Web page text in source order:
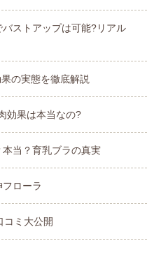
ストアップは可能?リアル
の実態を徹底解説
効果は本当なの?
当？育乳ブラの真実
ローラ
コミ大公開